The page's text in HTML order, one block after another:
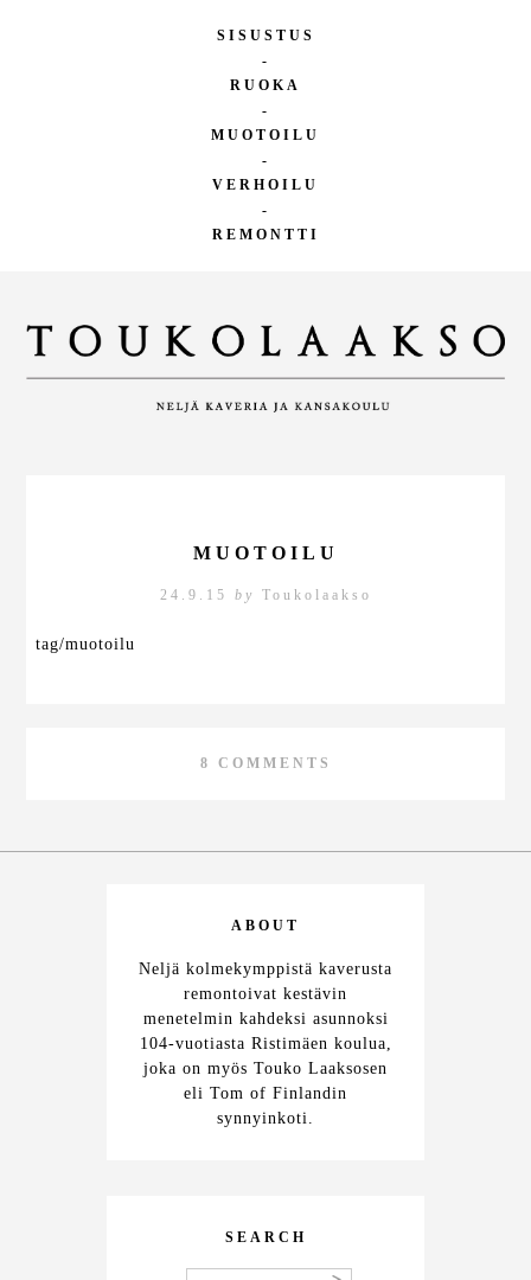
SISUSTUS
-
RUOKA
-
MUOTOILU
-
VERHOILU
-
REMONTTI
MUOTOILU
24.9.15 by Toukolaakso
tag/muotoilu
8 COMMENTS
ABOUT
Neljä kolmekymppistä kaverusta
remontoivat kestävin
menetelmin kahdeksi asunnoksi
104-vuotiasta Ristimäen koulua,
joka on myös Touko Laaksosen
eli Tom of Finlandin
synnyinkoti.
SEARCH